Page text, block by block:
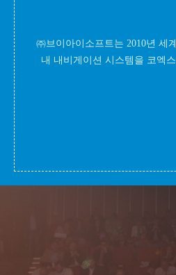
㈜브이아이소프트는 2010년 세
내 내비게이션 시스템을 코엑